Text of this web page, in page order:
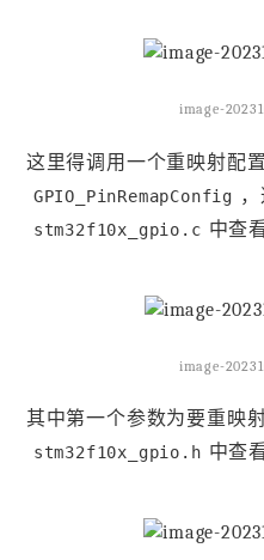
image-
这里得调用一个重映射配
GPIO_PinRemapConfig
stm32f10x_gpio.c 中查
image-
其中第一个参数为要重映
stm32f10x_gpio.h 中查